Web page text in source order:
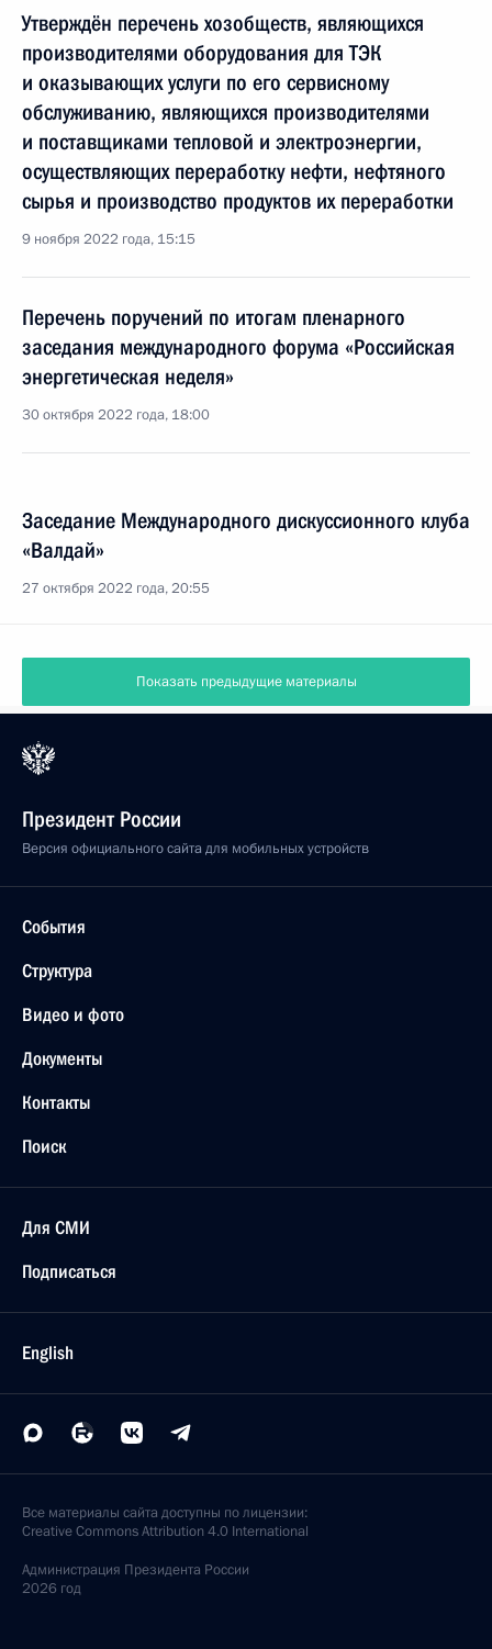
Утверждён перечень хозобществ, являющихся
производителями оборудования для ТЭК
и оказывающих услуги по его сервисному
обслуживанию, являющихся производителями
и поставщиками тепловой и электроэнергии,
осуществляющих переработку нефти, нефтяного
сырья и производство продуктов их переработки
9 ноября 2022 года, 15:15
Перечень поручений по итогам пленарного
заседания международного форума «Российская
энергетическая неделя»
30 октября 2022 года, 18:00
Заседание Международного дискуссионного клуба
«Валдай»
27 октября 2022 года, 20:55
Показать предыдущие материалы
Президент России
Версия официального сайта для мобильных устройств
События
Структура
Видео и фото
Документы
Контакты
Поиск
Для СМИ
Подписаться
English
Все материалы сайта доступны по лицензии:
Creative Commons Attribution 4.0 International
Администрация Президента России
2026 год